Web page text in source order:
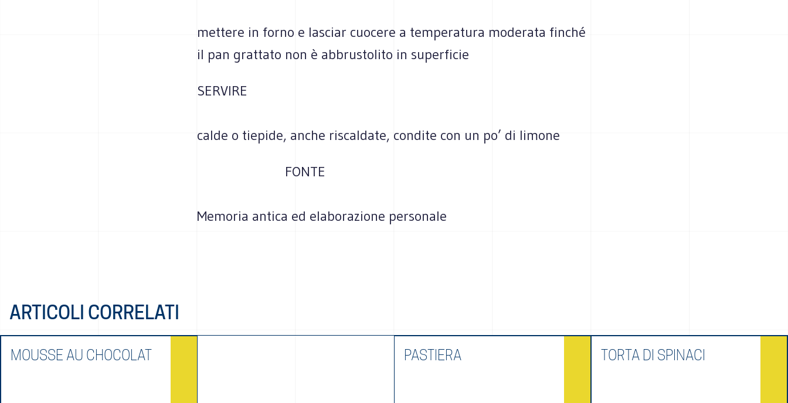
mettere in forno e lasciar cuocere a temperatura moderata finché
il pan grattato non è abbrustolito in superficie
SERVIRE
calde o tiepide, anche riscaldate, condite con un po’ di limone
FONTE
Memoria antica ed elaborazione personale
ARTICOLI CORRELATI
MOUSSE AU CHOCOLAT PASTIERA TORTA DI SPINACI